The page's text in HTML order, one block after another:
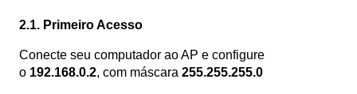
2.1. Primeiro Acesso
Conecte seu computador ao AP e configure
o 192.168.0.2, com máscara 255.255.255.0